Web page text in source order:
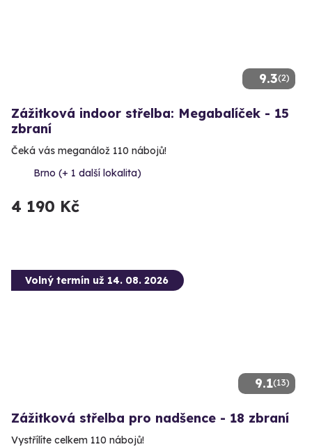
9.3(2)
Zážitková indoor střelba: Megabalíček - 15
zbraní
Čeká vás meganálož 110 nábojů!
Brno (+ 1 další lokalita)
4 190 Kč
9.1(13)
Volný termín už 14. 08. 2026
Zážitková střelba pro nadšence - 18 zbraní
Vystřílíte celkem 110 nábojů!